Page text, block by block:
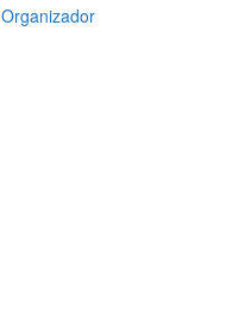
Organizador